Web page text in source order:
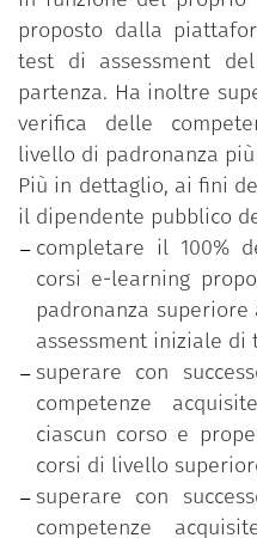
proposto dalla
test di assessment
partenza. Ha inoltre
verifica delle
livello di padronanza
Più in dettaglio, ai fini
il dipendente pubblico
completare il 100%
corsi e-learning
padronanza
assessment iniziale di
superare con
competenze
ciascun corso e
corsi di livello
superare con
competenze